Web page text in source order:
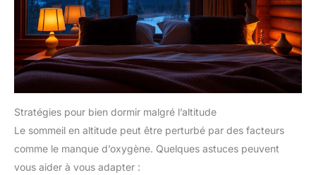
Stratégies pour bien dormir malgré l’altitude
Le sommeil en altitude peut être perturbé par des facteurs
comme le manque d’oxygène. Quelques astuces peuvent
vous aider à vous adapter :